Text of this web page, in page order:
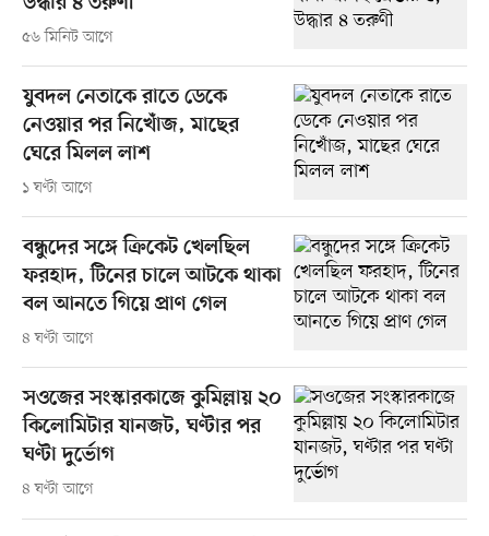
৫৬ মিনিট আগে
যুবদল নেতাকে রাতে ডেকে
নেওয়ার পর নিখোঁজ, মাছের
ঘেরে মিলল লাশ
১ ঘণ্টা আগে
বন্ধুদের সঙ্গে ক্রিকেট খেলছিল
ফরহাদ, টিনের চালে আটকে থাকা
বল আনতে গিয়ে প্রাণ গেল
৪ ঘণ্টা আগে
সওজের সংস্কারকাজে কুমিল্লায় ২০
কিলোমিটার যানজট, ঘণ্টার পর
ঘণ্টা দুর্ভোগ
৪ ঘণ্টা আগে